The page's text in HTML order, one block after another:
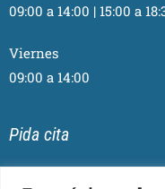
09:00 a 14:00 | 15:00 a
Viernes
09:00 a 14:00
Pida cita